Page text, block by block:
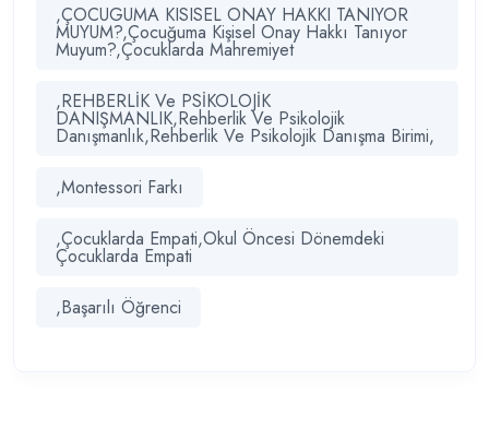
,ÇOCUGUMA KISISEL ONAY HAKKI TANIYOR
MUYUM?,Çocuğuma Kişisel Onay Hakkı Tanıyor
Muyum?,Çocuklarda Mahremiyet
,REHBERLİK Ve PSİKOLOJİK
DANIŞMANLIK,Rehberlik Ve Psikolojik
Danışmanlık,Rehberlik Ve Psikolojik Danışma Birimi,
,Montessori Farkı
,Çocuklarda Empati,Okul Öncesi Dönemdeki
Çocuklarda Empati
,Başarılı Öğrenci